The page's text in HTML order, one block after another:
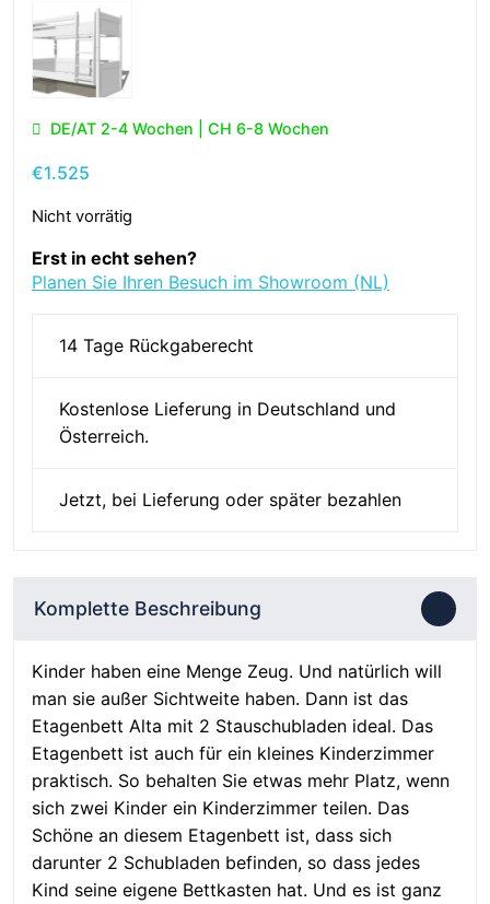
DE/AT 2-4 Wochen | CH 6-8 Wochen
€1.525
Nicht vorrätig
Erst in echt sehen?
Planen Sie Ihren Besuch im Showroom (NL)
14 Tage Rückgaberecht
Kostenlose Lieferung in Deutschland und
Österreich.
Jetzt, bei Lieferung oder später bezahlen
Komplette Beschreibung
Kinder haben eine Menge Zeug. Und natürlich will
man sie außer Sichtweite haben. Dann ist das
Etagenbett Alta mit 2 Stauschubladen ideal. Das
Etagenbett ist auch für ein kleines Kinderzimmer
praktisch. So behalten Sie etwas mehr Platz, wenn
sich zwei Kinder ein Kinderzimmer teilen. Das
Schöne an diesem Etagenbett ist, dass sich
darunter 2 Schubladen befinden, so dass jedes
Kind seine eigene Bettkasten hat. Und es ist ganz